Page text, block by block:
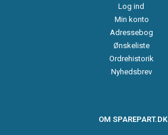
Log ind
Min konto
Adressebog
Ønskeliste
Ordrehistorik
Nyhedsbrev
OM SPAREPART.DK